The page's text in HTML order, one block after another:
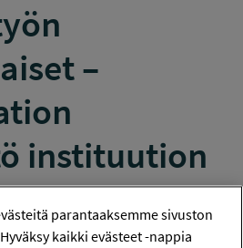
–
instituution
parantaaksemme sivuston
kaikki evästeet -nappia